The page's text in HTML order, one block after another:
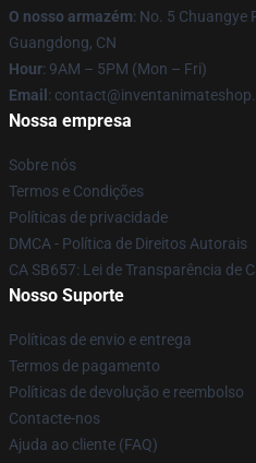
O nosso armazém: No. 5 Chuangye
Guangdong, CN
Hour: 9AM – 5PM (Mon – Fri)
Email :
Nossa empresa
Sobre nós
Termos e Condições
Políticas de privacidade
DMCA - Política de Direitos Autorais
CA SB657: Lei de Transparência de
Nosso Suporte
Políticas de envio e entrega
Termos de pagamento
Políticas de devolução e reembolso
Contacte-nos
Ajuda ao cliente (FAQ)